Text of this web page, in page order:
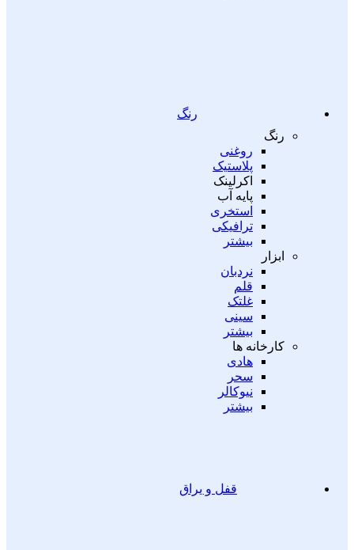
رنگ
رنگ
روغنی
پلاستیک
اکرلینک
پایه آب
استخری
ترافیکی
بیشتر
ابزار
نردبان
قلم
غلتک
سینی
بیشتر
کارخانه ها
هادی
سحر
نیوکالر
بیشتر
قفل و یراق